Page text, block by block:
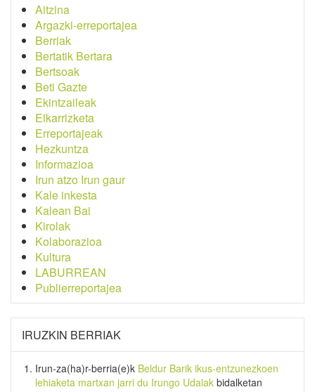
Aitzina
Argazki-erreportajea
Berriak
Bertatik Bertara
Bertsoak
Beti Gazte
Ekintzaileak
Elkarrizketa
Erreportajeak
Hezkuntza
Informazioa
Irun atzo Irun gaur
Kale inkesta
Kalean Bai
Kirolak
Kolaborazioa
Kultura
LABURREAN
Publierreportajea
IRUZKIN BERRIAK
Irun-za(ha)r-berria(e)k Beldur Barik ikus-entzunezkoen
lehiaketa martxan jarri du Irungo Udalak bidalketan